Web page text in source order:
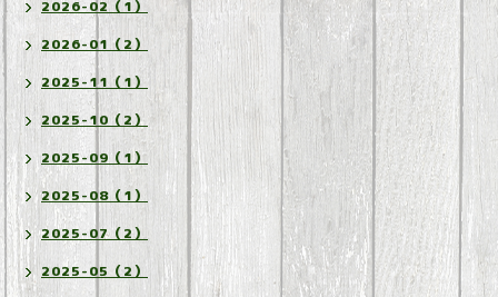
2026-02（1）
2026-01（2）
2025-11（1）
2025-10（2）
2025-09（1）
2025-08（1）
2025-07（2）
2025-05（2）